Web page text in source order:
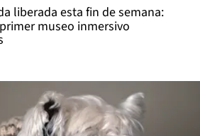
liberada esta fin de semana:
museo inmersivo